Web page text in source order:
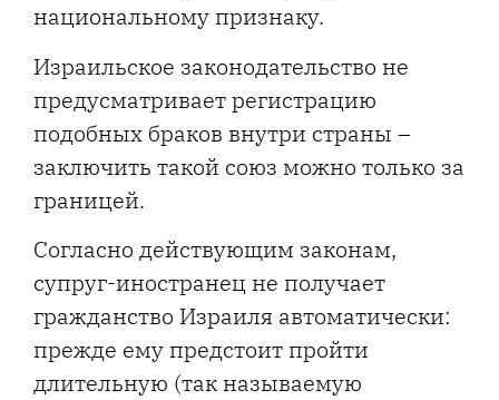
национальному признаку.
Израильское законодательство не
предусматривает регистрацию
подобных браков внутри страны –
заключить такой союз можно только за
границей.
Согласно действующим законам,
супруг-иностранец не получает
гражданство Израиля автоматически:
прежде ему предстоит пройти
длительную (так называемую